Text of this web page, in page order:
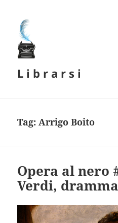
L i b r a r s i
Tag:Arrigo Boito
Opera al nero
Verdi,